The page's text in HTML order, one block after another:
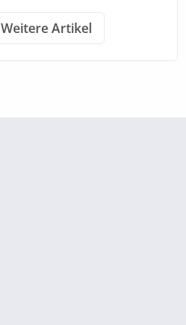
Weitere Artikel